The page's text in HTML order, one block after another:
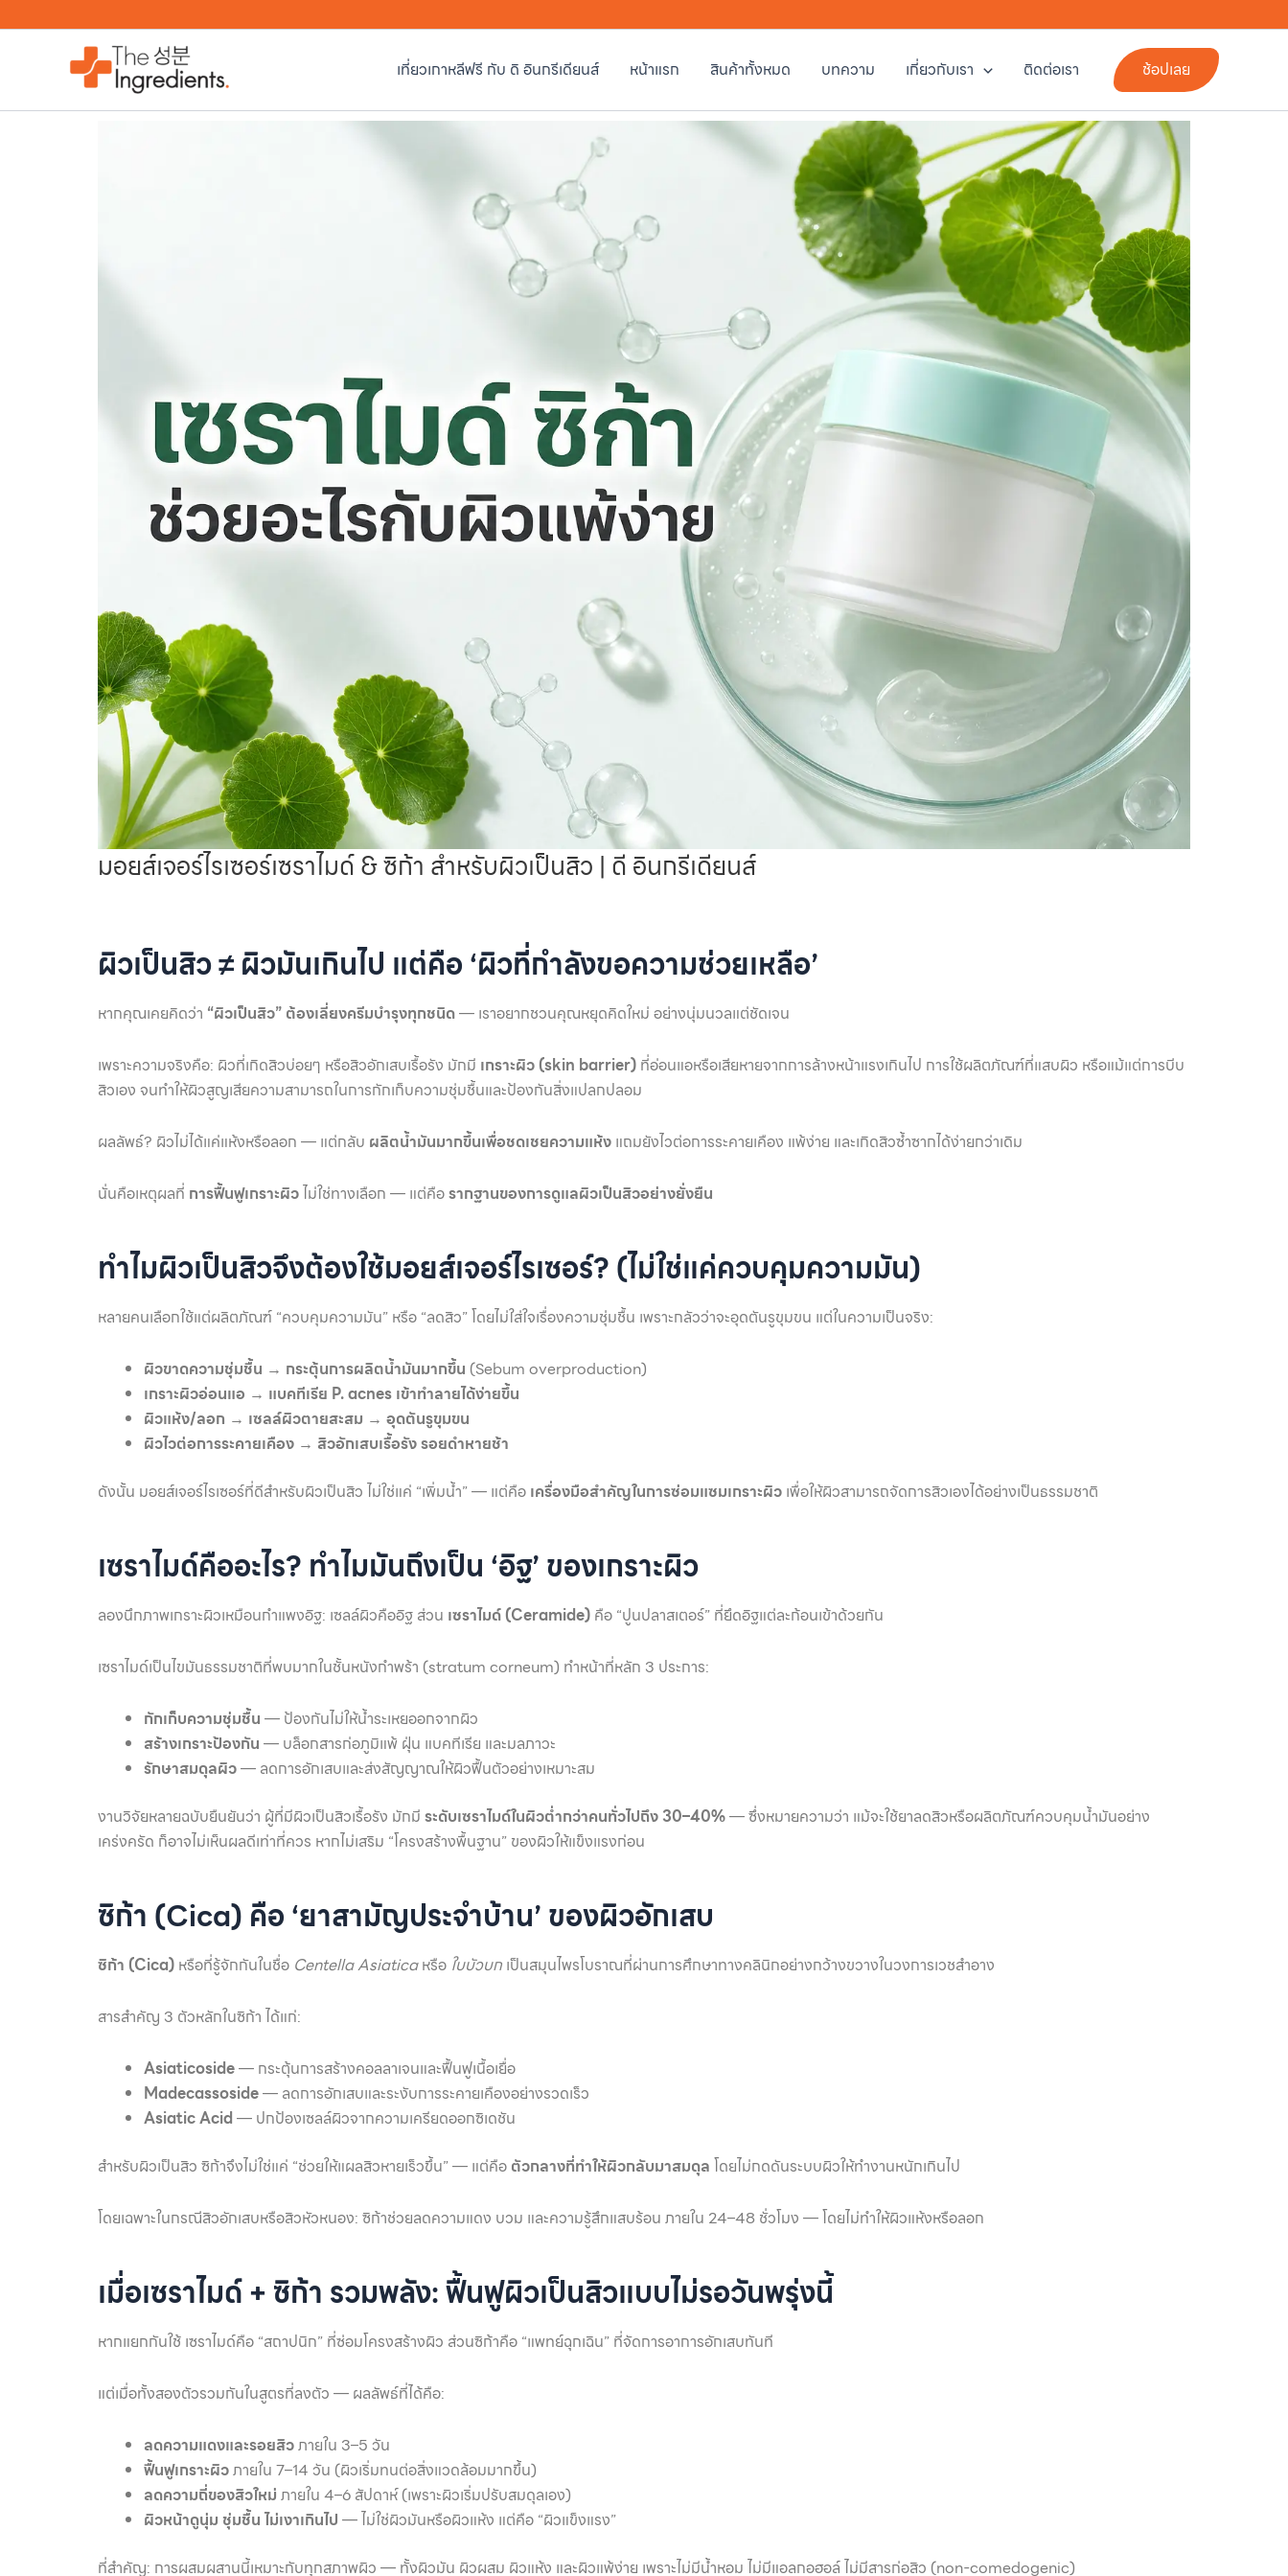
to
เที่ยวเกาหลีฟรี กับ ดิ อินกรีเดียนส์ หน้าแรก สินค้าทั้งหมด บทความ เกี่ยวกับเรา ติดต่อเรา ช้อปเลย
มอยส์เจอร์ไรเซอร์เซราไมด์ & ซิก้า สำหรับผิวเป็นสิว | ดี อินกรีเดียนส์
ผิวเป็นสิว ≠ ผิวมันเกินไป แต่คือ ‘ผิวที่กำลังขอความช่วยเหลือ’
หากคุณเคยคิดว่า “ผิวเป็นสิว” ต้องเลี่ยงครีมบำรุงทุกชนิด— เราอยากชวนคุณหยุดคิดใหม่ อย่างนุ่มนวลแต่ชัดเจน
เพราะความจริงคือ: ผิวที่เกิดสิวบ่อยๆ หรือสิวอักเสบเรื้อรัง มักมี เกราะผิว (skin barrier) ที่อ่อนแอหรือเสียหายจากการล้างหน้าแรงเกินไป การใช้ผลิตภัณฑ์ที่แสบผิว หรือแม้แต่การบีบ
สิวเอง จนทำให้ผิวสูญเสียความสามารถในการกักเก็บความชุ่มชื้นและป้องกันสิ่งแปลกปลอม
ผลลัพธ์? ผิวไม่ได้แค่แห้งหรือลอก — แต่กลับ ผลิตน้ำมันมากขึ้นเพื่อชดเชยความแห้ง แถมยังไวต่อการระคายเคือง แพ้ง่าย และเกิดสิวซ้ำซากได้ง่ายกว่าเดิม
นั่นคือเหตุผลที่ การฟื้นฟูเกราะผิวไม่ใช่ทางเลือก — แต่คือรากฐานของการดูแลผิวเป็นสิวอย่างยั่งยืน
ทำไมผิวเป็นสิวจึงต้องใช้มอยส์เจอร์ไรเซอร์? (ไม่ใช่แค่ควบคุมความมัน)
หลายคนเลือกใช้แต่ผลิตภัณฑ์ “ควบคุมความมัน” หรือ “ลดสิว” โดยไม่ใส่ใจเรื่องความชุ่มชื้น เพราะกลัวว่าจะอุดตันรูขุมขน แต่ในความเป็นจริง:
ผิวขาดความชุ่มชื้น → กระตุ้นการผลิตน้ำมันมากขึ้น (Sebum overproduction)
เกราะผิวอ่อนแอ → แบคทีเรีย P. acnes เข้าทำลายได้ง่ายขึ้น
ผิวแห้ง/ลอก → เซลล์ผิวตายสะสม → อุดตันรูขุมขน
ผิวไวต่อการระคายเคือง → สิวอักเสบเรื้อรัง รอยดำหายช้า
ดังนั้น มอยส์เจอร์ไรเซอร์ที่ดีสำหรับผิวเป็นสิว ไม่ใช่แค่ “เพิ่มน้ำ” — แต่คือ เครื่องมือสำคัญในการซ่อมแซมเกราะผิว เพื่อให้ผิวสามารถจัดการสิวเองได้อย่างเป็นธรรมชาติ
เซราไมด์คืออะไร? ทำไมมันถึงเป็น ‘อิฐ’ ของเกราะผิว
ลองนึกภาพเกราะผิวเหมือนกำแพงอิฐ: เซลล์ผิวคืออิฐ ส่วน เซราไมด์ (Ceramide) คือ “ปูนปลาสเตอร์” ที่ยึดอิฐแต่ละก้อนเข้าด้วยกัน
เซราไมด์เป็นไขมันธรรมชาติที่พบมากในชั้นหนังกำพร้า (stratum corneum) ทำหน้าที่หลัก 3 ประการ:
กักเก็บความชุ่มชื้น — ป้องกันไม่ให้น้ำระเหยออกจากผิว
สร้างเกราะป้องกัน — บล็อกสารก่อภูมิแพ้ ฝุ่น แบคทีเรีย และมลภาวะ
รักษาสมดุลผิว— ลดการอักเสบและส่งสัญญาณให้ผิวฟื้นตัวอย่างเหมาะสม
งานวิจัยหลายฉบับยืนยันว่า ผู้ที่มีผิวเป็นสิวเรื้อรัง มักมี ระดับเซราไมด์ในผิวต่ำกว่าคนทั่วไปถึง 30–40%— ซึ่งหมายความว่า แม้จะใช้ยาลดสิวหรือผลิตภัณฑ์ควบคุมน้ำมันอย่าง
เคร่งครัด ก็อาจไม่เห็นผลดีเท่าที่ควร หากไม่เสริม “โครงสร้างพื้นฐาน” ของผิวให้แข็งแรงก่อน
ซิก้า (Cica) คือ ‘ยาสามัญประจำบ้าน’ ของผิวอักเสบ
ซิก้า (Cica) หรือที่รู้จักกันในชื่อ Centella Asiaticaหรือ ใบบัวบก เป็นสมุนไพรโบราณที่ผ่านการศึกษาทางคลินิกอย่างกว้างขวางในวงการเวชสำอาง
สารสำคัญ 3 ตัวหลักในซิก้า ได้แก่:
Asiaticoside— กระตุ้นการสร้างคอลลาเจนและฟื้นฟูเนื้อเยื่อ
Madecassoside— ลดการอักเสบและระงับการระคายเคืองอย่างรวดเร็ว
Asiatic Acid — ปกป้องเซลล์ผิวจากความเครียดออกซิเดชัน
สำหรับผิวเป็นสิว ซิก้าจึงไม่ใช่แค่ “ช่วยให้แผลสิวหายเร็วขึ้น” — แต่คือ ตัวกลางที่ทำให้ผิวกลับมาสมดุล โดยไม่กดดันระบบผิวให้ทำงานหนักเกินไป
โดยเฉพาะในกรณีสิวอักเสบหรือสิวหัวหนอง: ซิก้าช่วยลดความแดง บวม และความรู้สึกแสบร้อน ภายใน 24–48 ชั่วโมง — โดยไม่ทำให้ผิวแห้งหรือลอก
เมื่อเซราไมด์ + ซิก้า รวมพลัง: ฟื้นฟูผิวเป็นสิวแบบไม่รอวันพรุ่งนี้
หากแยกกันใช้ เซราไมด์คือ “สถาปนิก” ที่ซ่อมโครงสร้างผิว ส่วนซิก้าคือ “แพทย์ฉุกเฉิน” ที่จัดการอาการอักเสบทันที
แต่เมื่อทั้งสองตัวรวมกันในสูตรที่ลงตัว — ผลลัพธ์ที่ได้คือ:
ลดความแดงและรอยสิวภายใน 3–5 วัน
ฟื้นฟูเกราะผิวภายใน 7–14 วัน (ผิวเริ่มทนต่อสิ่งแวดล้อมมากขึ้น)
ลดความถี่ของสิวใหม่ ภายใน 4–6 สัปดาห์ (เพราะผิวเริ่มปรับสมดุลเอง)
ผิวหน้าดูนุ่ม ชุ่มชื้น ไม่เงาเกินไป — ไม่ใช่ผิวมันหรือผิวแห้ง แต่คือ “ผิวแข็งแรง”
ที่สำคัญ: การผสมผสานนี้เหมาะกับทุกสภาพผิว — ทั้งผิวมัน ผิวผสม ผิวแห้ง และผิวแพ้ง่าย เพราะไม่มีน้ำหอม ไม่มีแอลกอฮอล์ ไม่มีสารก่อสิว (non-comedogenic)